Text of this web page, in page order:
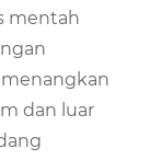
mentah
dan luar